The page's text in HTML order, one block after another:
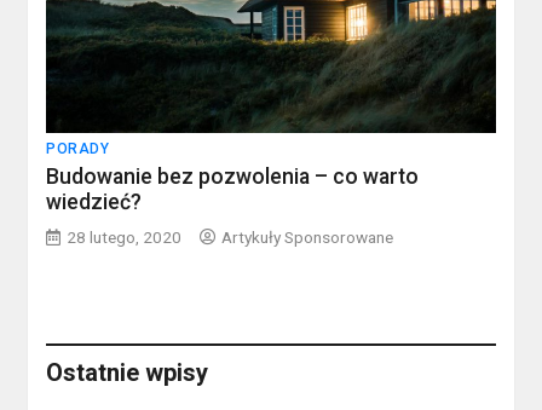
PORADY
Budowanie bez pozwolenia – co warto
wiedzieć?
28 lutego, 2020 Artykuły Sponsorowane
Ostatnie wpisy